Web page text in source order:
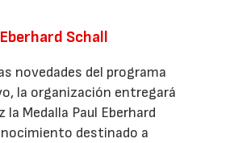
Schall
novedades del programa
la organización entregará
la Medalla Paul Eberhard
destinado a